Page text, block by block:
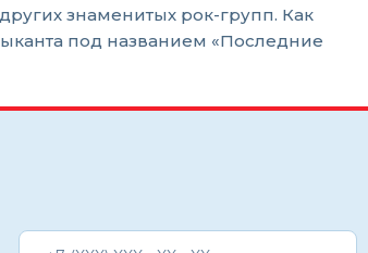
знаменитых рок-групп. Как
под названием «Последние